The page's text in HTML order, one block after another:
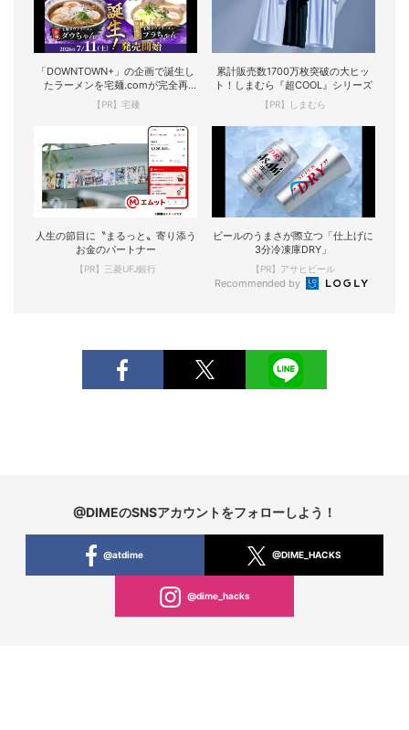
「DOWNTOWN+」の企画で誕生し
たラーメンを宅麺.comが完全再
現！
【PR】宅麺
累計販売数1700万枚突破の大ヒッ
ト！しまむら『超COOL』シリーズ
【PR】しまむら
人生の節目に〝まるっと〟寄り添う
お金のパートナー
【PR】三菱UFJ銀行
ビールのうまさが際立つ「仕上げに
3分冷凍庫DRY」
【PR】アサヒビール
Recommended by
@DIMEのSNSアカウントをフォローしよう！
@atdime @DIME_HACKS
@dime_hacks